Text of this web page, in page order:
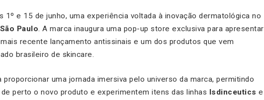
1º e 15 de junho, uma experiência voltada à inovação dermatológica no
São Paulo. A marca inaugura uma pop-up store exclusiva para apresentar
recente lançamento antissinais e um dos produtos que vem
brasileiro de skincare.
uma jornada imersiva pelo universo da marca, permitindo
perto o novo produto e experimentem itens das linhas Isdinceutics e